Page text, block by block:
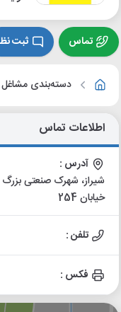
تماس ثبت
دسته‌بندی مشاغل
اطلاعات تماس
آدرس :
شیراز، شهرک صنعتی بزرگ
خیابان 254
تلفن :
فکس :